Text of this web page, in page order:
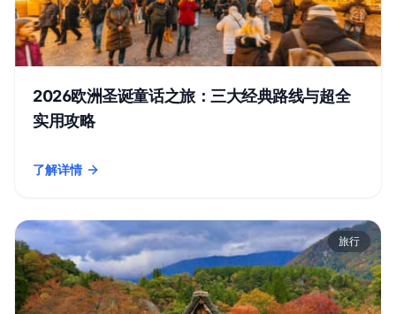
2026欧洲圣诞童话之旅：三大经典路线与超全
实用攻略
了解详情
- 2026欧洲圣诞童话之旅：三大经典路线与超全实用攻略
旅行